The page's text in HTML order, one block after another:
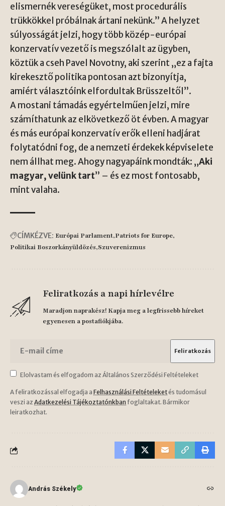
elismernék vereségüket, most procedurális
trükkökkel próbálnak ártani nekünk.” A helyzet
súlyosságát jelzi, hogy több közép-európai
konzervatív vezető is megszólalt az ügyben,
köztük a cseh Pavel Novotny, aki szerint „ez a fajta
kirekesztő politika pontosan azt bizonyítja,
amiért választóink elfordultak Brüsszeltől”.
A mostani támadás egyértelműen jelzi, mire
számíthatunk az elkövetkező öt évben. A magyar
és más európai konzervatív erők elleni hadjárat
folytatódni fog, de a nemzeti érdekek képviselete
nem állhat meg. Ahogy nagyapáink mondták: „Aki
magyar, velünk tart” – és ez most fontosabb,
mint valaha.
CÍMKÉZVE: Európai Parlament Patriots for Europe
Politikai Boszorkányüldözés Szuverenizmus
Feliratkozás a napi hírlevélre
Maradjon naprakész! Kapja meg a legfrissebb híreket
egyenesen a postafiókjába.
Elolvastam és elfogadom az Általános Szerződési Feltételeket
A feliratkozással elfogadja a Felhasználási Feltételeketés tudomásul
veszi az Adatkezelési Tájékoztatónkban foglaltakat. Bármikor
leiratkozhat.
András Székely